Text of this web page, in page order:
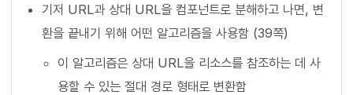
기저 URL과 상대 URL을 컴포넌트로 분해하고 나면, 변
환을 끝내기 위해 어떤 알고리즘을 사용함 (39쪽)
이 알고리즘은 상대 URL을 리소스를 참조하는 데 사
용할 수 있는 절대 경로 형태로 변환함